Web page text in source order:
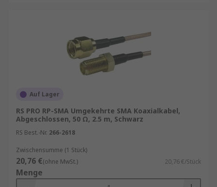
Auf Lager
RS PRO RP-SMA Umgekehrte SMA Koaxialkabel,
Abgeschlossen, 50 Ω, 2.5 m, Schwarz
RS Best.-Nr. 266-2618
Zwischensumme (1 Stück)
20,76 €(ohne MwSt.) 20,76 €/Stück
Menge